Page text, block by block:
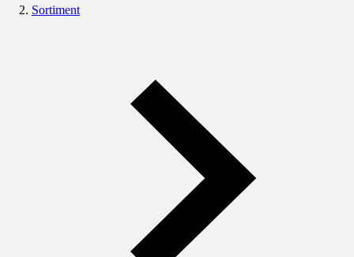
Sortiment